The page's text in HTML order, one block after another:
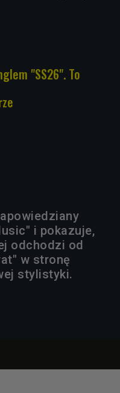
"SS26". To
i pokazuje,
odchodzi od
w stronę
stylistyki.